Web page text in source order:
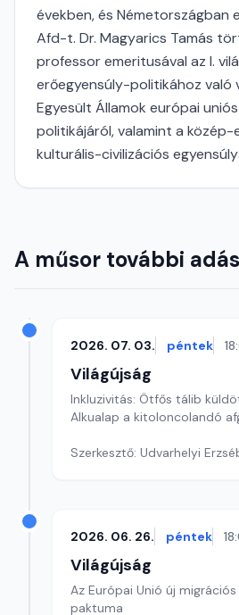
években, és Németországban
Afd-t. Dr. Magyarics Tamás
professor emeritusával az I.
erőegyensúly-politikához való
Egyesült Államok európai
politikájáról, valamint a közép-
kulturális-civilizációs
A műsor további
2026. 07. 03. péntek
Világújság
Inkluzivitás: Ötfős tálib
Alkualap a kitoloncolandó
Szerkesztő: Udvarhelyi
2026. 06. 26. péntek
Világújság
Az Európai Unió új
paktuma